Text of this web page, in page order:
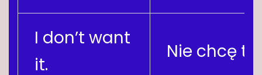
I don’t want
it.
Nie chcę